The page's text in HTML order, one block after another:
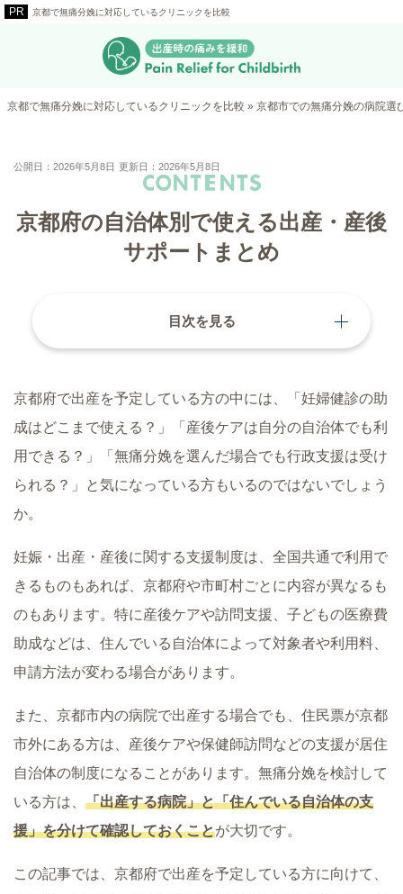
京都で無痛分娩に対応しているクリニックを比較
京都で無痛分娩に対応しているクリニックを比較 » 京都市での無痛分娩の病院選
公開日：2026年5月8日 更新日：2026年5月8日
京都府の自治体別で使える出産・産後
サポートまとめ
目次を見る
京都府で出産を予定している方の中には、「妊婦健診の助
成はどこまで使える？」「産後ケアは自分の自治体でも利
用できる？」「無痛分娩を選んだ場合でも行政支援は受け
られる？」と気になっている方もいるのではないでしょう
か。
妊娠・出産・産後に関する支援制度は、全国共通で利用で
きるものもあれば、京都府や市町村ごとに内容が異なるも
のもあります。特に産後ケアや訪問支援、子どもの医療費
助成などは、住んでいる自治体によって対象者や利用料、
申請方法が変わる場合があります。
また、京都市内の病院で出産する場合でも、住民票が京都
市外にある方は、産後ケアや保健師訪問などの支援が居住
自治体の制度になることがあります。無痛分娩を検討して
いる方は、 「出産する病院」と「住んでいる自治体の支
援」を分けて確認しておくことが大切です。
この記事では、京都府で出産を予定している方に向けて、